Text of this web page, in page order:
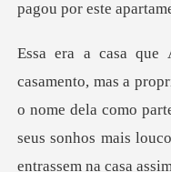
o nome dela como
seus son